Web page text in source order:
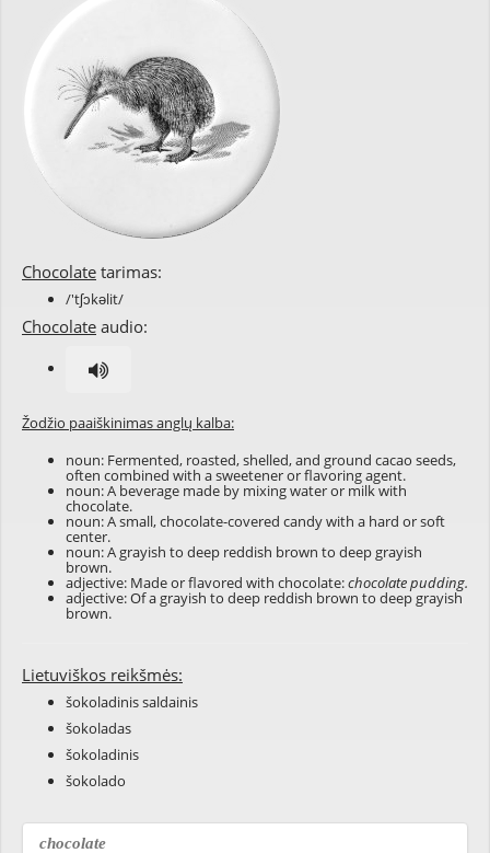
Chocolate tarimas:
/'tʃɔkəlit/
Chocolate audio:
Žodžio paaiškinimas anglų kalba:
noun: Fermented, roasted, shelled, and ground cacao seeds,
often combined with a sweetener or flavoring agent.
noun: A beverage made by mixing water or milk with
chocolate.
noun: A small, chocolate-covered candy with a hard or soft
center.
noun: A grayish to deep reddish brown to deep grayish
brown.
adjective: Made or flavored with chocolate:chocolate pudding.
adjective: Of a grayish to deep reddish brown to deep grayish
brown.
Lietuviškos reikšmės:
šokoladinis saldainis
šokoladas
šokoladinis
šokolado
chocolate